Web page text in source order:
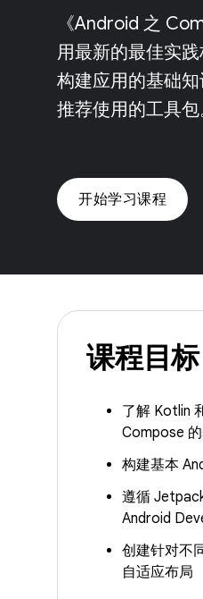
《Android 之
用最新的最佳实
构建应用的基础
推荐使用的工具包
开始学习课程
课程目标
了解 Kotlin
Compose
构建基本
遵循
Android
创建针对不
自适应布局